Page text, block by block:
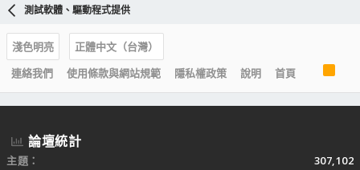
測試軟體、驅動程式提供
淺色明亮
正體中文（台灣）
連絡我們
使用條款與網站規範 隱私權政策 說明 首頁
S
論壇統計
主題
307,102